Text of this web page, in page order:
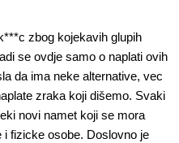
zbog kojekavih glupih
se ovdje samo o naplati ovih
da ima neke alternative, vec
zraka koji dišemo. Svaki
novi namet koji se mora
i fizicke osobe. Doslovno je